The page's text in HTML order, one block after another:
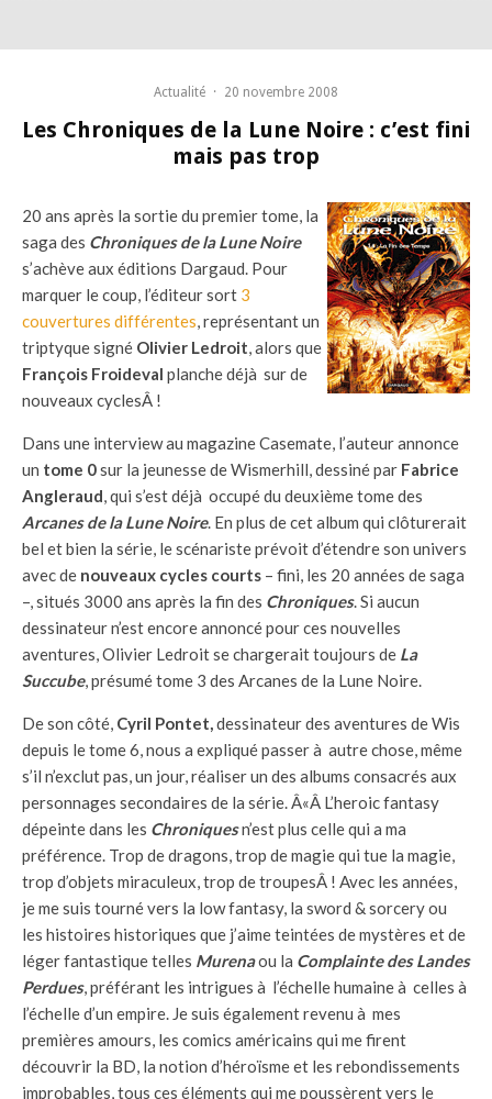
Actualité · 20 novembre 2008
Les Chroniques de la Lune Noire : c’est fini
mais pas trop
20 ans après la sortie du premier tome, la
saga des Chroniques de la Lune Noire
s’achève aux éditions Dargaud. Pour
marquer le coup, l’éditeur sort 3
couvertures différentes , représentant un
triptyque signé Olivier Ledroit , alors que
François Froideval planche déjà sur de
nouveaux cyclesÂ !
Dans une interview au magazine Casemate, l’auteur annonce
un tome 0sur la jeunesse de Wismerhill, dessiné par Fabrice
Angleraud , qui s’est déjà occupé du deuxième tome des
Arcanes de la Lune Noire. En plus de cet album qui clôturerait
bel et bien la série, le scénariste prévoit d’étendre son univers
avec de nouveaux cycles courts – fini, les 20 années de saga
–, situés 3000 ans après la fin des Chroniques. Si aucun
dessinateur n’est encore annoncé pour ces nouvelles
aventures, Olivier Ledroit se chargerait toujours de La
Succube, présumé tome 3 des Arcanes de la Lune Noire.
De son côté, Cyril Pontet, dessinateur des aventures de Wis
depuis le tome 6, nous a expliqué passer à autre chose, même
s’il n’exclut pas, un jour, réaliser un des albums consacrés aux
personnages secondaires de la série. Â«Â L’heroic fantasy
dépeinte dans les Chroniquesn’est plus celle qui a ma
préférence. Trop de dragons, trop de magie qui tue la magie,
trop d’objets miraculeux, trop de troupesÂ ! Avec les années,
je me suis tourné vers la low fantasy, la sword & sorcery ou
les histoires historiques que j’aime teintées de mystères et de
léger fantastique telles Murenaou la Complainte des Landes
Perdues, préférant les intrigues à l’échelle humaine à celles à
l’échelle d’un empire. Je suis également revenu à mes
premières amours, les comics américains qui me firent
découvrir la BD, la notion d’héroïsme et les rebondissements
improbables, tous ces éléments qui me poussèrent vers le